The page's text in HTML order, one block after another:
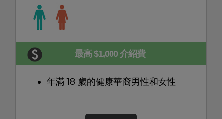
最高 $1,000 介紹費
年滿 18 歲的健康華裔男性和女性